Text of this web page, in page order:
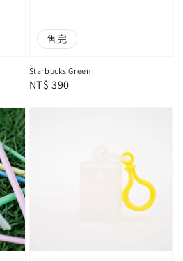
售完
Starbucks Green
Regular
NT$ 390